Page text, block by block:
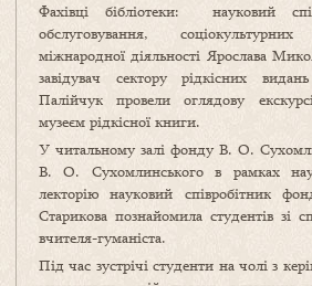
Фахівці бібліотеки: науковий
обслуговування,
міжнародної діяльності Ярослава
завідувач сектору рідкісних
Палійчук провели оглядову
музеєм рідкісної книги.
У читальному залі фонду В. О.
В. О. Сухомлинського в рамках
лекторію науковий співробітник
Старикова познайомила студентів зі
вчителя-гуманіста.
Під час зустрічі студенти на чолі з